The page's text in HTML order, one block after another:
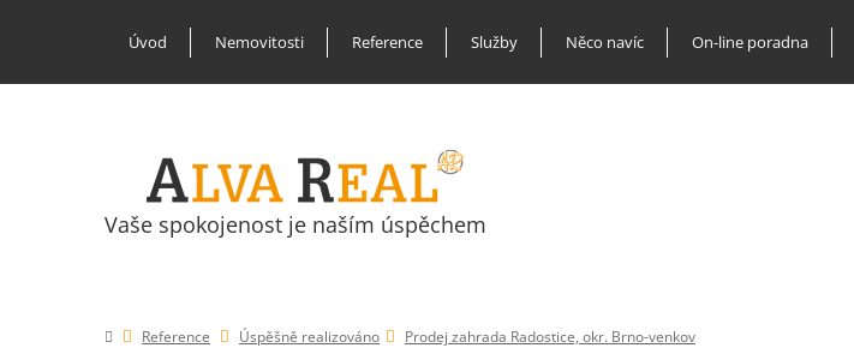
Úvod Nemovitosti Reference Služby Něco navíc On-line poradna
Vaše spokojenost je naším úspěchem
Reference Úspěšně realizováno Prodej zahrada Radostice, okr. Brno-venkov